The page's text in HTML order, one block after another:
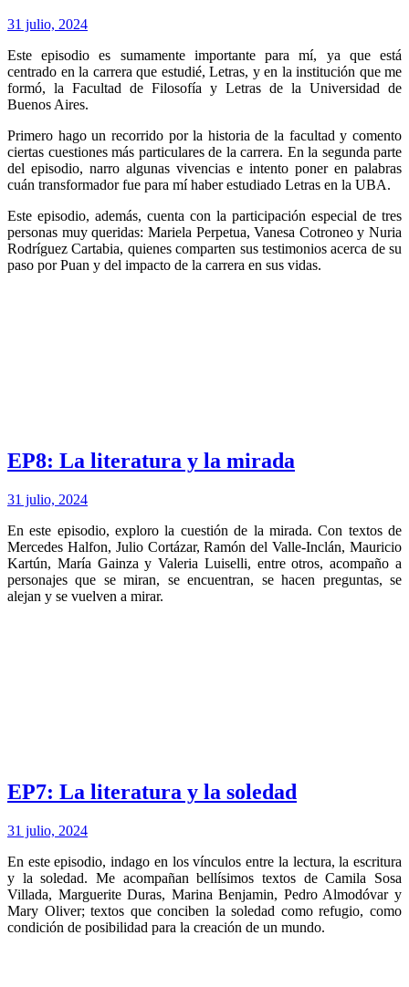
31 julio, 2024
Este episodio es sumamente importante para mí, ya que está
centrado en la carrera que estudié, Letras, y en la institución que me
formó, la Facultad de Filosofía y Letras de la Universidad de
Buenos Aires.
Primero hago un recorrido por la historia de la facultad y comento
ciertas cuestiones más particulares de la carrera. En la segunda parte
del episodio, narro algunas vivencias e intento poner en palabras
cuán transformador fue para mí haber estudiado Letras en la UBA.
Este episodio, además, cuenta con la participación especial de tres
personas muy queridas: Mariela Perpetua, Vanesa Cotroneo y Nuria
Rodríguez Cartabia, quienes comparten sus testimonios acerca de su
paso por Puan y del impacto de la carrera en sus vidas.
EP8: La literatura y la mirada
31 julio, 2024
En este episodio, exploro la cuestión de la mirada. Con textos de
Mercedes Halfon, Julio Cortázar, Ramón del Valle-Inclán, Mauricio
Kartún, María Gainza y Valeria Luiselli, entre otros, acompaño a
personajes que se miran, se encuentran, se hacen preguntas, se
alejan y se vuelven a mirar.
EP7: La literatura y la soledad
31 julio, 2024
En este episodio, indago en los vínculos entre la lectura, la escritura
y la soledad. Me acompañan bellísimos textos de Camila Sosa
Villada, Marguerite Duras, Marina Benjamin, Pedro Almodóvar y
Mary Oliver; textos que conciben la soledad como refugio, como
condición de posibilidad para la creación de un mundo.